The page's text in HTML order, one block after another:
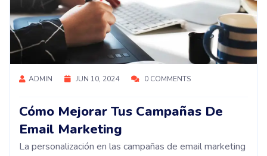
ADMIN JUN 10, 2024 0 COMMENTS
Cómo Mejorar Tus Campañas De
Email Marketing
La personalización en las campañas de email marketing